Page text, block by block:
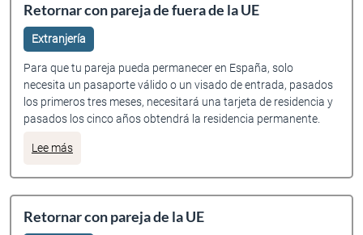
Retornar con pareja de fuera de la UE
Extranjería
Para que tu pareja pueda permanecer en España, solo
necesita un pasaporte válido o un visado de entrada, pasados
los primeros tres meses, necesitará una tarjeta de residencia y
pasados los cinco años obtendrá la residencia permanente.
Lee mássobre Retornar con pareja de fuera de la UE
Retornar con pareja de la UE